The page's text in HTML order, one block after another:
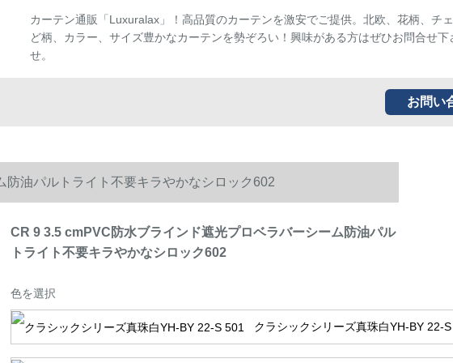
カーテン通販「Luxuralax」！高品質のカーテンを激安でご提供。北欧、花柄、チ
ど柄、カラー、サイズ豊かなカーテンを勢ぞろい！興味がある方はぜひお問合せ下
せ。
お問い
油パルトライト不要キラやかなシロック602
CR 9 3.5 cmPVC防水ブラインド遮光プロベラバーシーム防油パル
トライト不要キラやかなシロック602
色を選択
クラシックシリーズ真珠白YH-BY 22-